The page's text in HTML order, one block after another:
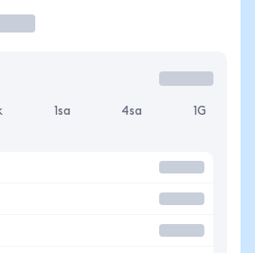
1sa 4sa 1G